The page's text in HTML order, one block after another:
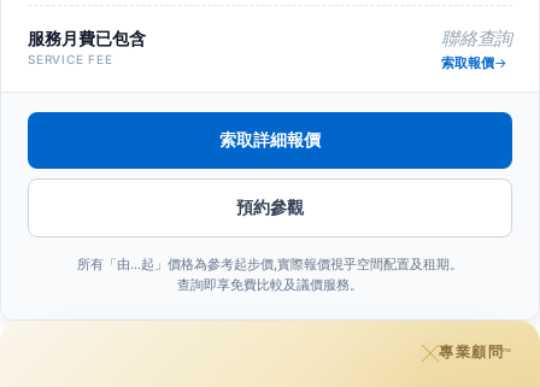
服務月費已包含
SERVICE FEE
聯絡查詢
索取報價
索取詳細報價
預約參觀
所有「由…起」價格為參考起步價,實際報價視乎空間配置及租期。
查詢即享免費比較及議價服務。
專業顧問™